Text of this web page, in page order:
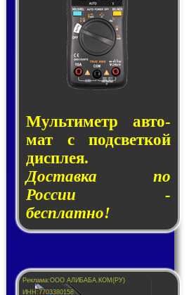
Муль­ти­метр ав­то­
мат с под­свет­кой
дис­плея.
Доставка по
России -
бесплатно!